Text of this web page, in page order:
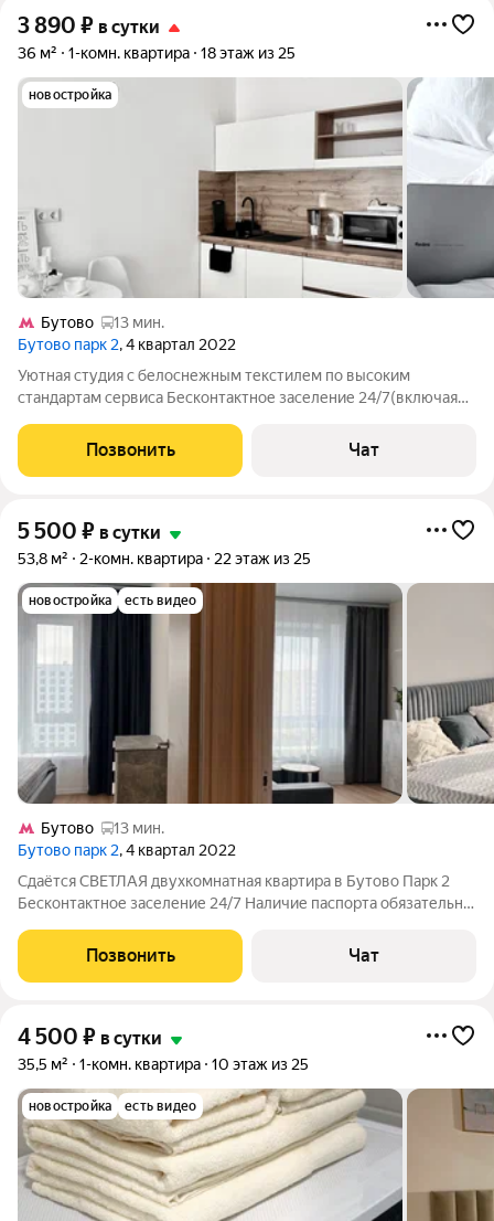
3 890 ₽ в сутки
36 м² 1-комн. квартира 18 этаж из 25
новостройка
Бутово
13 мин.
Бутово парк 2, 4 квартал 2022
Уютная студия с белоснежным текстилем по высоким
стандартам сервиса Бесконтактное заселение 24/7(включая
размещение не более 4 человек. При размещении более 2
человек доплата за каждого гостя
Позвонить Чат
5 500 ₽ в сутки
53,8 м² 2-комн. квартира 22 этаж из 25
новостройка есть видео
Бутово
13 мин.
Бутово парк 2, 4 квартал 2022
Сдаётся СВЕТЛАЯ двухкомнатная квартира в Бутово Парк 2
Бесконтактное заселение 24/7 Наличие паспорта обязательно
суток залог увеличивается до 10 000) Залог при проживании
с детьми 10 000
Позвонить Чат
4 500 ₽ в сутки
35,5 м² 1-комн. квартира 10 этаж из 25
новостройка есть видео